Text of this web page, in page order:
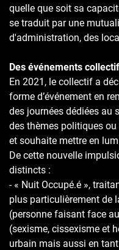
quelle que soit sa
se traduit par une
d'administration, des
Des événements
En 2021, le collectif a
forme d’événement en
des journées dédiées au
des thèmes politiques
et souhaite mettre en
De cette nouvelle
distincts :
- « Nuit Occupé.é »,
plus particulièrement de
(personne faisant face
(sexisme, cissexisme et
urbain mais aussi en tant